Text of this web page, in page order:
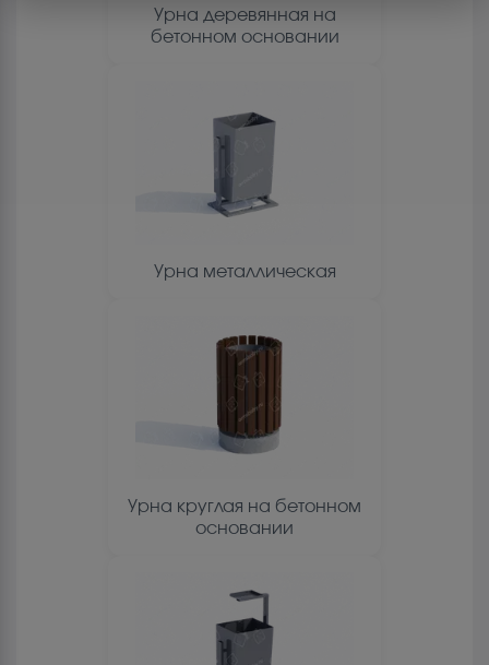
Урна деревянная на
бетонном основании
Урна металлическая
Урна круглая на бетонном
основании